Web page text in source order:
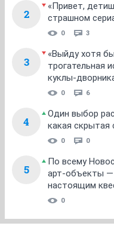
2
«Привет,
страшном
0 3
3
«Выйду хотя
трогательная
куклы-
0 6
4
Один выбор
какая скрытая
0 0
5
По всему
арт-объекты —
настоящим
0